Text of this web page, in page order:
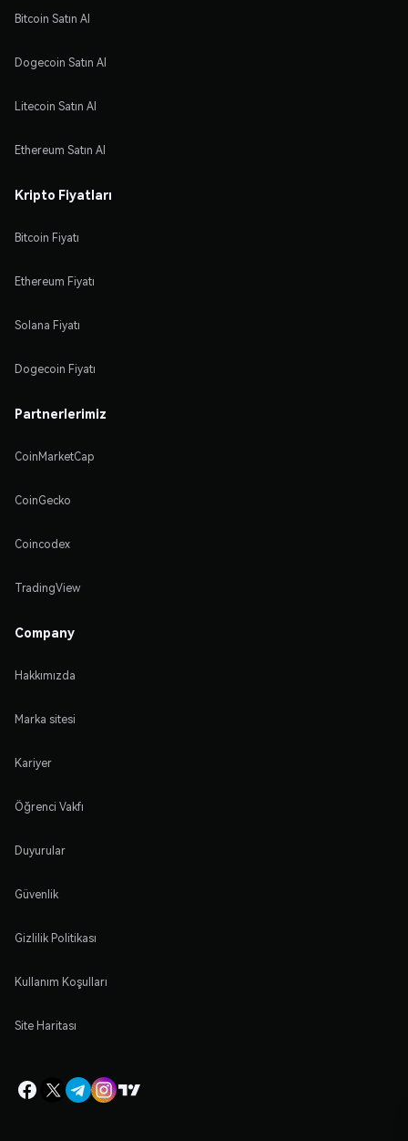
Bitcoin Satın Al
Dogecoin Satın Al
Litecoin Satın Al
Ethereum Satın Al
Kripto Fiyatları
Bitcoin Fiyatı
Ethereum Fiyatı
Solana Fiyatı
Dogecoin Fiyatı
Partnerlerimiz
CoinMarketCap
CoinGecko
Coincodex
TradingView
Company
Hakkımızda
Marka sitesi
Kariyer
Öğrenci Vakfı
Duyurular
Güvenlik
Gizlilik Politikası
Kullanım Koşulları
Site Haritası